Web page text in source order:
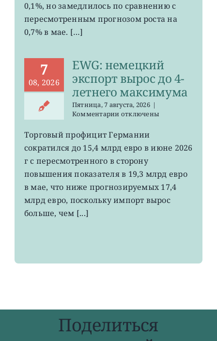
0,2%
0,1%, но замедлилось по сравнению с
пересмотренным прогнозом роста на
0,7% в мае. […]
7
08, 2026
EWG: немецкий
экспорт вырос до 4-
летнего максимума
Пятница, 7 августа, 2026 |
Комментариик
EWG:
немецкий
экспорт
вырос
4-
летнего
отключены
Торговый профицит Германии
сократился до 15,4 млрд евро в июне 2026
г с пересмотренного в сторону
повышения показателя в 19,3 млрд евро
в мае, что ниже прогнозируемых 17,4
млрд евро, поскольку импорт вырос
больше, чем [...]
Поделиться